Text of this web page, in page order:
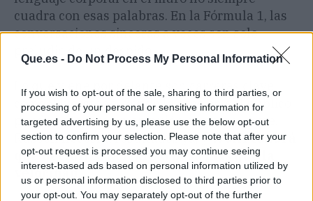
Que.es - Do Not Process My Personal Information
If you wish to opt-out of the sale, sharing to third parties, or
processing of your personal or sensitive information for
targeted advertising by us, please use the below opt-out
section to confirm your selection. Please note that after your
opt-out request is processed you may continue seeing
interest-based ads based on personal information utilized by
us or personal information disclosed to third parties prior to
your opt-out. You may separately opt-out of the further
cuadra con esas palabras. En la Fórmula 1, las
conversaciones sinceras a veces son solo
preludio de un despido.
Lo que viene por delante son carreras clave,
como Silverstone, donde la presión del público
puede ser tanto un empujón como un lastre.
Russell necesita resultados ya, yWolff tendrá
que decidir si la lealtad pesa más que la
velocidad.